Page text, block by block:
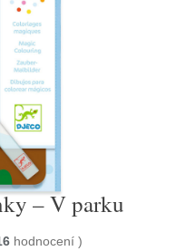
– V parku
hodnocení )